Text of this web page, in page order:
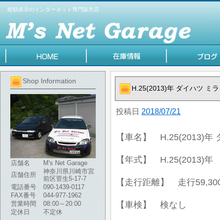
総額表示のインターネット専門販売店
Shop Information
店舗名
M's Net Garage
店舗住所
神奈川県川崎市宮
前区菅生5-17-7
電話番号
090-1439-0117
FAX番号
044-977-1962
営業時間
08:00～20:00
定休日
不定休
H.25(2013)年 ダイハツ ミ
投稿日 2018/07/21
【車名】 H.25(2013)年
【年式】 H.25(2013)年
【走行距離】 走行
【車検】 検なし